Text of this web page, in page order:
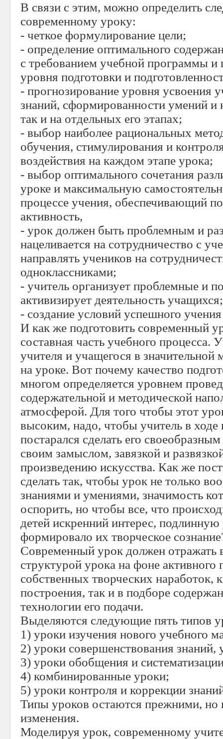
В связи с этим, можно определить
современному уроку:
- четкое формулирование цели;
- определение оптимального
с требованием учебной программы и
уровня подготовки и
- прогнозирование уровня усвоения
знаний, сформированности умений и
так и на отдельных его этапах;
- выбор наиболее рациональных
обучения, стимулирования и
воздействия на каждом этапе урока;
- выбор оптимального сочетания
уроке и максимальную
процессе учения, обеспечивающий
активность,
- урок должен быть проблемным и
нацеливается на сотрудничество с
направлять учеников на
одноклассниками;
- учитель организует проблемные и
активизирует деятельность учащихся;
- создание условий успешного
И как же подготовить современный
составная часть учебного процесса.
учителя и учащегося в значительной
на уроке. Вот почему качество
многом определяется уровнем
содержательной и методической
атмосферой. Для того чтобы этот
высоким, надо, чтобы учитель в ходе
постарался сделать его
своим замыслом, завязкой и
произведению искусства. Как же
сделать так, чтобы урок не только
знаниями и умениями, значимость
оспорить, но чтобы все, что
детей искренний интерес, подлинную
формировало их творческое
Современный урок должен отражать
структурой урока на фоне активного
собственных творческих наработок,
построения, так и в подборе
технологии его подачи.
Выделяются следующие пять типов
1) уроки изучения нового учебного
2) уроки совершенствования
3) уроки обобщения и
4) комбинированные уроки;
5) уроки контроля и коррекции
Типы уроков остаются прежними, но
изменения.
Моделируя урок, современному